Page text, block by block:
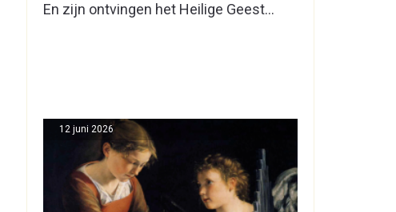
En zijn ontvingen het Heilige Geest…
12 juni 2026